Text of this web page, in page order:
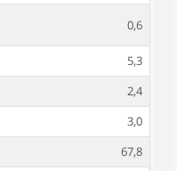
0,6
5,3
2,4
3,0
67,8